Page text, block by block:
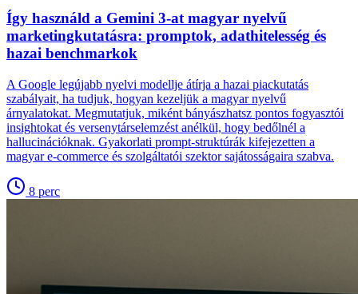
Így használd a Gemini 3-at magyar nyelvű
marketingkutatásra: promptok, adathitelesség és
hazai benchmarkok
A Google legújabb nyelvi modellje átírja a hazai piackutatás
szabályait, ha tudjuk, hogyan kezeljük a magyar nyelvű
árnyalatokat. Megmutatjuk, miként bányászhatsz pontos fogyasztói
insightokat és versenytárselemzést anélkül, hogy bedőlnél a
hallucinációknak. Gyakorlati prompt-struktúrák kifejezetten a
magyar e-commerce és szolgáltatói szektor sajátosságaira szabva.
8 perc